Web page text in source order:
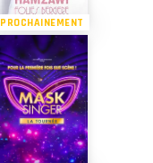
PROCHAINEMENT